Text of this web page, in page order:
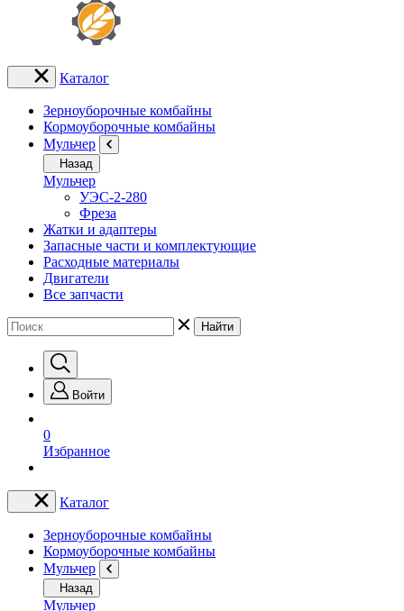
Каталог
Зерноуборочные комбайны
Кормоуборочные комбайны
Мульчер
Назад
Мульчер
УЭС-2-280
Фреза
Жатки и адаптеры
Запасные части и комплектующие
Расходные материалы
Двигатели
Все запчасти
Найти
Войти
0
Избранное
Каталог
Зерноуборочные комбайны
Кормоуборочные комбайны
Мульчер
Назад
Мульчер